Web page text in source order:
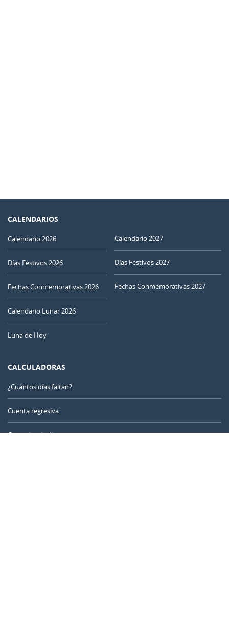
CALENDARIOS
Calendario 2026
Días Festivos 2026
Fechas Conmemorativas 2026
Calendario Lunar 2026
Luna de Hoy
Calendario 2027
Días Festivos 2027
Fechas Conmemorativas 2027
CALCULADORAS
¿Cuántos días faltan?
Cuenta regresiva
Contador de días